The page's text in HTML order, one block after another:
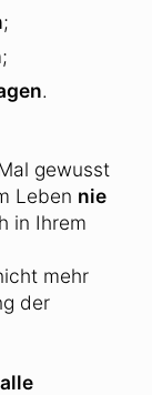
;
;
.
gewusst
Leben nie
in Ihrem
mehr
der
alle